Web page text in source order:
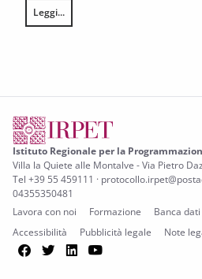
Leggi...
Tenuta, rischi e prospettive di rilancio
Istituto Regionale per la
Villa la Quiete alle Montalve - Via Pietro
Tel +39 55 459111 ·
04355350481
Lavora con noi
Formazione
Banca
Accessibilità
Pubblicità legale Note
Facebook
TwitterLinkedIn